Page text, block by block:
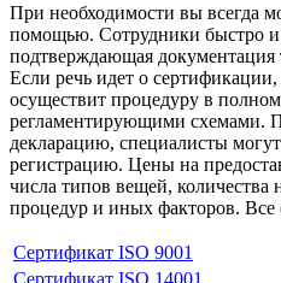
При необходимости вы всегда
помощью. Сотрудники быстро и
подтверждающая документация
Если речь идет о
осуществит процедуру в
регламентирующими схемами.
декларацию, специалисты
регистрацию. Цены на
числа типов вещей,
процедур и иных факторов. Все
Сертификат ISO 9001
Сертификат ISO 14001